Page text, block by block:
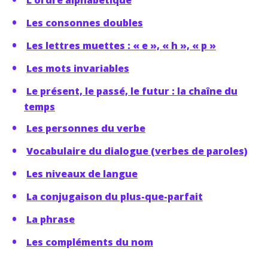
Les consonnes doubles
Les lettres muettes : « e », « h », « p »
Les mots invariables
Le présent, le passé, le futur : la chaîne du
temps
Les personnes du verbe
Vocabulaire du dialogue (verbes de paroles)
Les niveaux de langue
La conjugaison du plus-que-parfait
La phrase
Les compléments du nom